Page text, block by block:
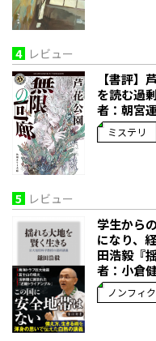
4 レビュー
【書評】
を読む――
者：朝宮運
ミステリ
5 レビュー
学生から
になり、
田浩毅『
者：小倉健
ノンフィ